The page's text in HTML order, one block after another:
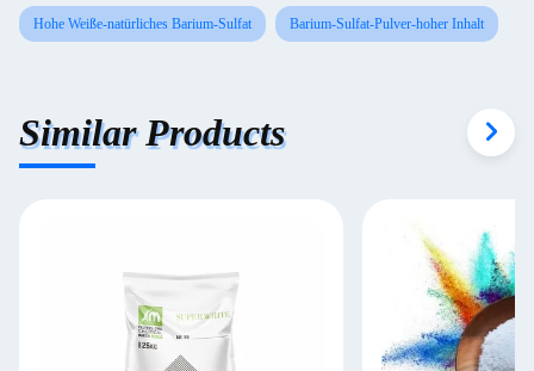
Hohe Weiße-natürliches Barium-Sulfat Barium-Sulfat-Pulver-hoher Inhalt
Similar Products